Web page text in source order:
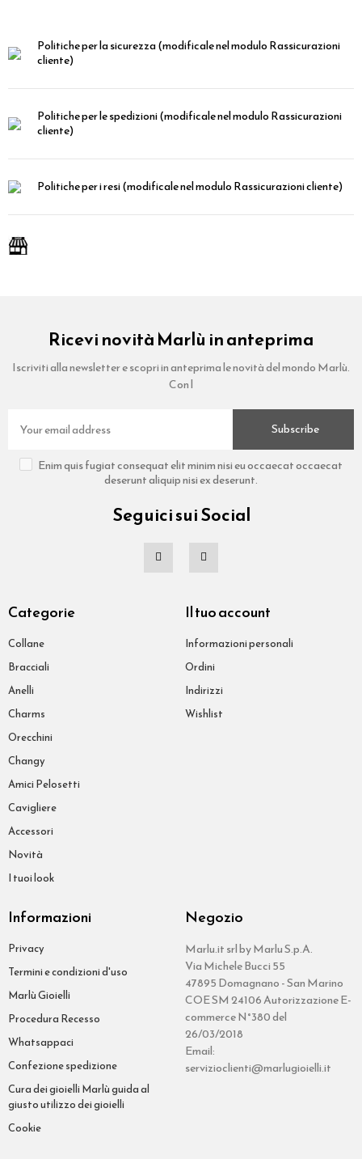
Politiche per la sicurezza(modificale nel modulo Rassicurazioni
cliente)
Politiche per le spedizioni(modificale nel modulo Rassicurazioni
cliente)
Politiche per i resi(modificale nel modulo Rassicurazioni cliente)
Ricevi novità Marlù in anteprima
Iscriviti alla newsletter e scopri in anteprima le novità del mondo Marlù.
Con l
Subscribe
Enim quis fugiat consequat elit minim nisi eu occaecat occaecat
deserunt aliquip nisi ex deserunt.
Seguici sui Social
Categorie
Collane
Bracciali
Anelli
Charms
Orecchini
Changy
Amici Pelosetti
Cavigliere
Accessori
Novità
I tuoi look
Il tuo account
Informazioni personali
Ordini
Indirizzi
Wishlist
Informazioni
Privacy
Termini e condizioni d'uso
Marlù Gioielli
Procedura Recesso
Whatsappaci
Confezione spedizione
Cura dei gioielli Marlù guida al
giusto utilizzo dei gioielli
Cookie
Negozio
Marlu.it srl by Marlu S.p.A.
Via Michele Bucci 55
47895 Domagnano - San Marino
COE SM 24106 Autorizzazione E-
commerce N°380 del
26/03/2018
Email:
servizioclienti@marlugioielli.it